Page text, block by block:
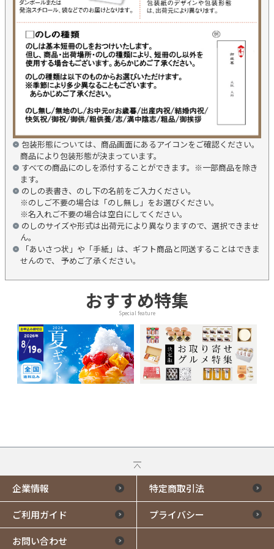
包装形態については、商品画面にあるアイコンをご確認ください。
商品により包装形態が決まっています。
すべての商品にのしを添付することができます。※一部商品を除き
ます。
のしの表書き、のし下の名前をご入力ください。
※のしご不要の場合は「のし無し」をお選びください。
※名入れご不要の場合は空白にしてください。
のしのサイズや形式は出荷元により異なりますので、選択できませ
ん。
「あいさつ状」や「手紙」は、ギフト商品と同送することはできま
せんので、 予めご了承ください。
おすすめ特集
Special feature
企業情報 特定商取引法
ご利用ガイド プライバシー
お問い合わせ